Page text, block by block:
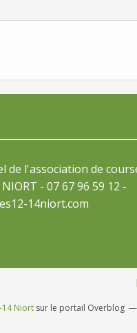
de l'association de
NIORT - 07 67 96 59 12 -
14niort.com
14 Niort sur le portail Overblog